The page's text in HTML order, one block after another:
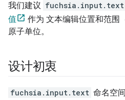
我们建议 fuchsia.input.text
值
作为 文本编辑位置和范围
原子单位。
设计初衷
fuchsia.input.text 命名空